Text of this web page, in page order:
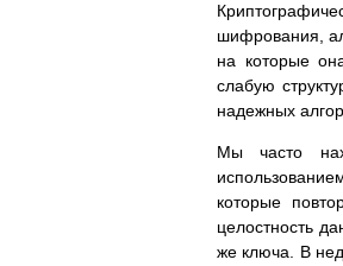
шифрования,
на которые
слабую
надежных
Мы часто
которые
целостность
же ключа. В